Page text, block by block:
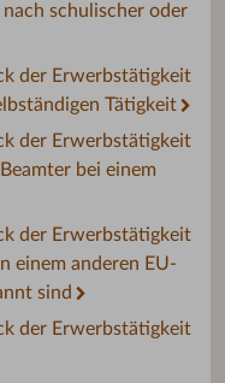
schulischer oder
der Erwerbstätigkeit
Tätigkeit
der Erwerbstätigkeit
bei einem
der Erwerbstätigkeit
einem anderen EU-
sind
der Erwerbstätigkeit